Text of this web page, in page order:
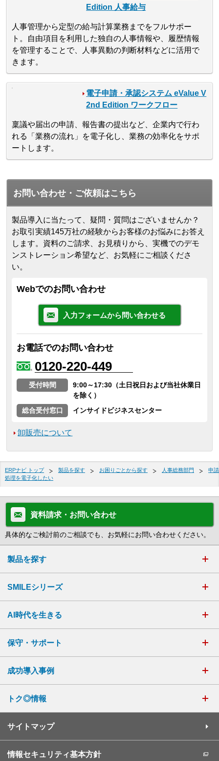
Edition 人事給与
人事管理から定型の給与計算業務までをフルサポー
ト。自由項目を利用した独自の人事情報や、履歴情報
を管理することで、人事異動の判断材料などに活用で
きます。
電子申請・承認システム eValue V
2nd Edition ワークフロー
稟議や届出の申請、報告書の提出など、企業内で行わ
れる「業務の流れ」を電子化し、業務の効率化をサポ
ートします。
お問い合わせ・ご依頼はこちら
製品導入に当たって、疑問・質問はございませんか？
お取引実績145万社の経験からお客様のお悩みにお答え
します。 資料のご請求、お見積りから、実機でのデモ
ンストレーション希望など、お気軽にご相談くださ
い。
Webでのお問い合わせ
入力フォームから問い合わせる
お電話でのお問い合わせ
0120-220-449
受付時間
9:00～17:30（土日祝日および当社休業日
を除く）
総合受付窓口
インサイドビジネスセンター
卸販売について
ERPナビ トップ 製品を探す お困りごとから探す 人事総務部門
申請
処理を電子化したい
資料請求・お問い合わせ
具体的なご検討前のご相談でも、お気軽にお問い合わせください。
製品を探す
SMILEシリーズ
AI時代を生きる
保守・サポート
成功導入事例
トク◎情報
サイトマップ
情報セキュリティ基本方針